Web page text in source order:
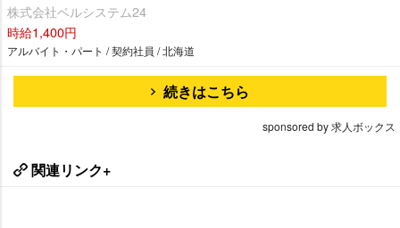
株式会社ベルシステム24
時給1,400円
アルバイト・パート / 契約社員 / 北海道
続きはこちら
sponsored by 求人ボックス
関連リンク+